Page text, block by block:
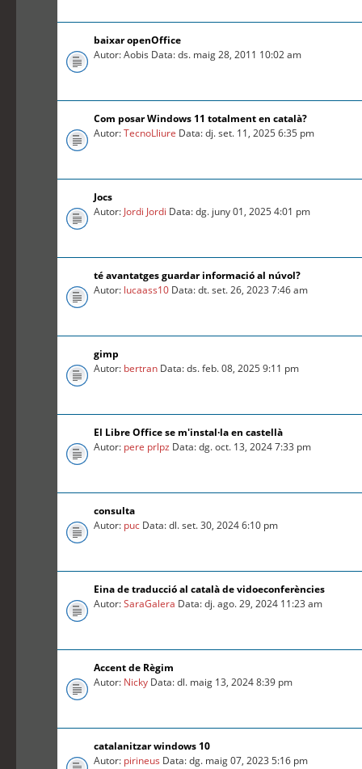
baixar openOffice
Autor: Aobis Data: ds. maig 28, 2011 10:02 am
Com posar Windows 11 totalment en català?
Autor:TecnoLliure Data: dj. set. 11, 2025 6:35 pm
Jocs
Autor: Jordi Jordi Data: dg. juny 01, 2025 4:01 pm
té avantatges guardar informació al núvol?
Autor: lucaass10 Data: dt. set. 26, 2023 7:46 am
gimp
Autor: bertran Data: ds. feb. 08, 2025 9:11 pm
El Libre Office se m'instal·la en castellà
Autor: pere prlpz Data: dg. oct. 13, 2024 7:33 pm
consulta
Autor: puc Data: dl. set. 30, 2024 6:10 pm
Eina de traducció al català de vidoeconferències
Autor:SaraGalera Data: dj. ago. 29, 2024 11:23 am
Accent de Règim
Autor: Nicky Data: dl. maig 13, 2024 8:39 pm
catalanitzar windows 10
Autor: pirineus Data: dg. maig 07, 2023 5:16 pm